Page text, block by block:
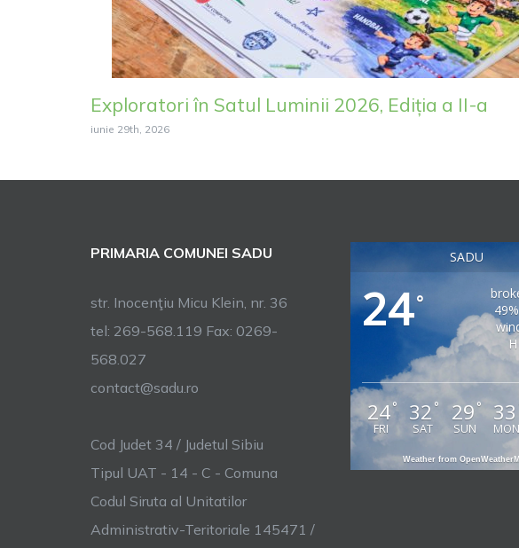
Exploratori în Satul Luminii 2026, Ediția a II-a
iunie 29th, 2026
PRIMARIA COMUNEI SADU
str. Inocenţiu Micu Klein, nr. 36
tel: 269-568.119 Fax: 0269-
568.027
contact@sadu.ro
Cod Judet 34 / Judetul Sibiu
Tipul UAT - 14 - C - Comuna
Codul Siruta al Unitatilor
Administrativ-Teritoriale 145471 /
SADU
24°
24°
FRI
32 °
SAT
29 °
SUN
33
MON
Weather from